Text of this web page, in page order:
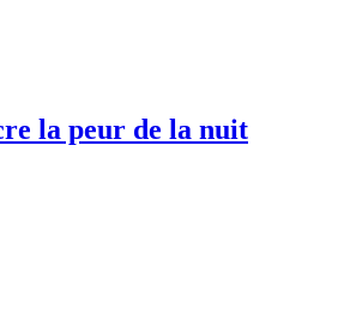
la peur de la nuit